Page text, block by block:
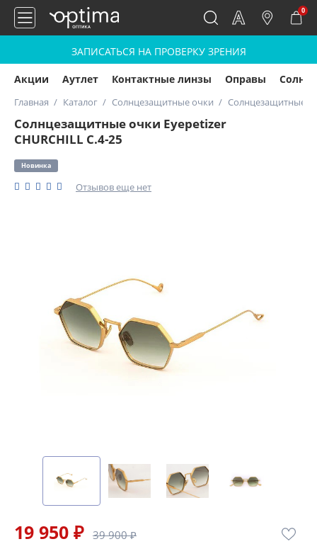
0
ЗАПИСАТЬСЯ НА ПРОВЕРКУ ЗРЕНИЯ
Акции Аутлет Контактные линзы Оправы
Главная Каталог Солнцезащитные очки Солнцезащитные
Солнцезащитные очки Eyepetizer
CHURCHILL C.4-25
Новинка
Отзывов еще нет
19 950 ₽ 39 900 ₽